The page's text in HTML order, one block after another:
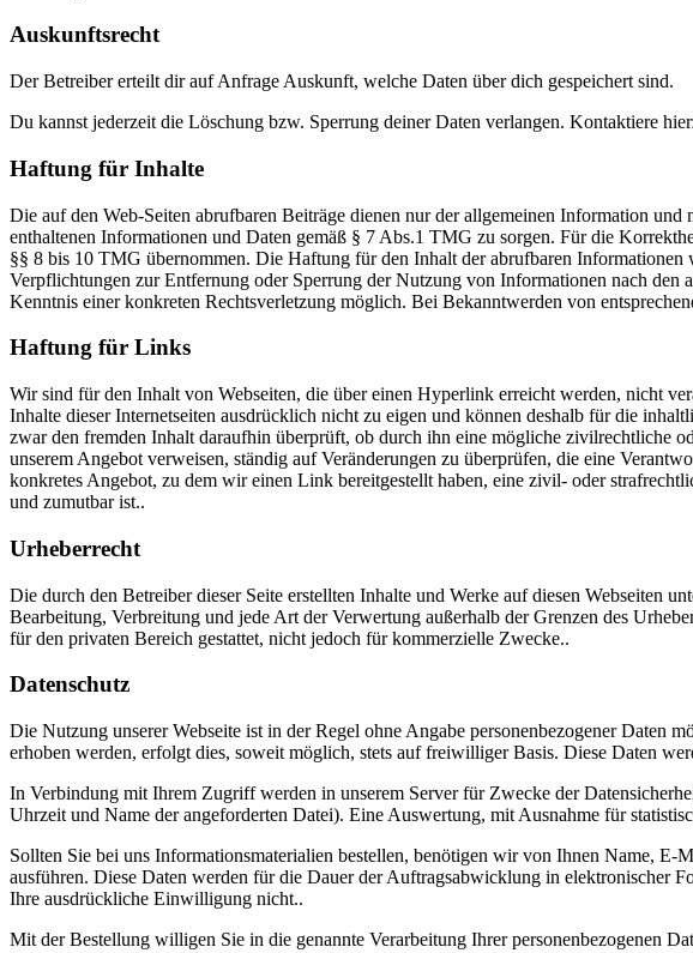
Auskunftsrecht
Der Betreiber erteilt dir auf Anfrage Auskunft, welche Daten über dich gespeichert sind.
Du kannst jederzeit die Löschung bzw. Sperrung deiner Daten verlangen. Kontaktiere
Haftung für Inhalte
Die auf den Web-Seiten abrufbaren Beiträge dienen nur der allgemeinen Information
enthaltenen Informationen und Daten gemäß § 7 Abs.1 TMG zu sorgen. Für die
§§ 8 bis 10 TMG übernommen. Die Haftung für den Inhalt der abrufbaren
Verpflichtungen zur Entfernung oder Sperrung der Nutzung von Informationen nach
Kenntnis einer konkreten Rechtsverletzung möglich. Bei Bekanntwerden von
Haftung für Links
Wir sind für den Inhalt von Webseiten, die über einen Hyperlink erreicht werden, nicht
Inhalte dieser Internetseiten ausdrücklich nicht zu eigen und können deshalb für die
zwar den fremden Inhalt daraufhin überprüft, ob durch ihn eine mögliche zivilrechtliche
unserem Angebot verweisen, ständig auf Veränderungen zu überprüfen, die eine
konkretes Angebot, zu dem wir einen Link bereitgestellt haben, eine zivil- oder
und zumutbar ist..
Urheberrecht
Die durch den Betreiber dieser Seite erstellten Inhalte und Werke auf diesen Webseiten
Bearbeitung, Verbreitung und jede Art der Verwertung außerhalb der Grenzen des
für den privaten Bereich gestattet, nicht jedoch für kommerzielle Zwecke..
Datenschutz
Die Nutzung unserer Webseite ist in der Regel ohne Angabe personenbezogener Daten
erhoben werden, erfolgt dies, soweit möglich, stets auf freiwilliger Basis. Diese Daten
In Verbindung mit Ihrem Zugriff werden in unserem Server für Zwecke der
Uhrzeit und Name der angeforderten Datei). Eine Auswertung, mit Ausnahme für
Sollten Sie bei uns Informationsmaterialien bestellen, benötigen wir von Ihnen Name,
ausführen. Diese Daten werden für die Dauer der Auftragsabwicklung in elektronischer
Ihre ausdrückliche Einwilligung nicht..
Mit der Bestellung willigen Sie in die genannte Verarbeitung Ihrer personenbezogenen